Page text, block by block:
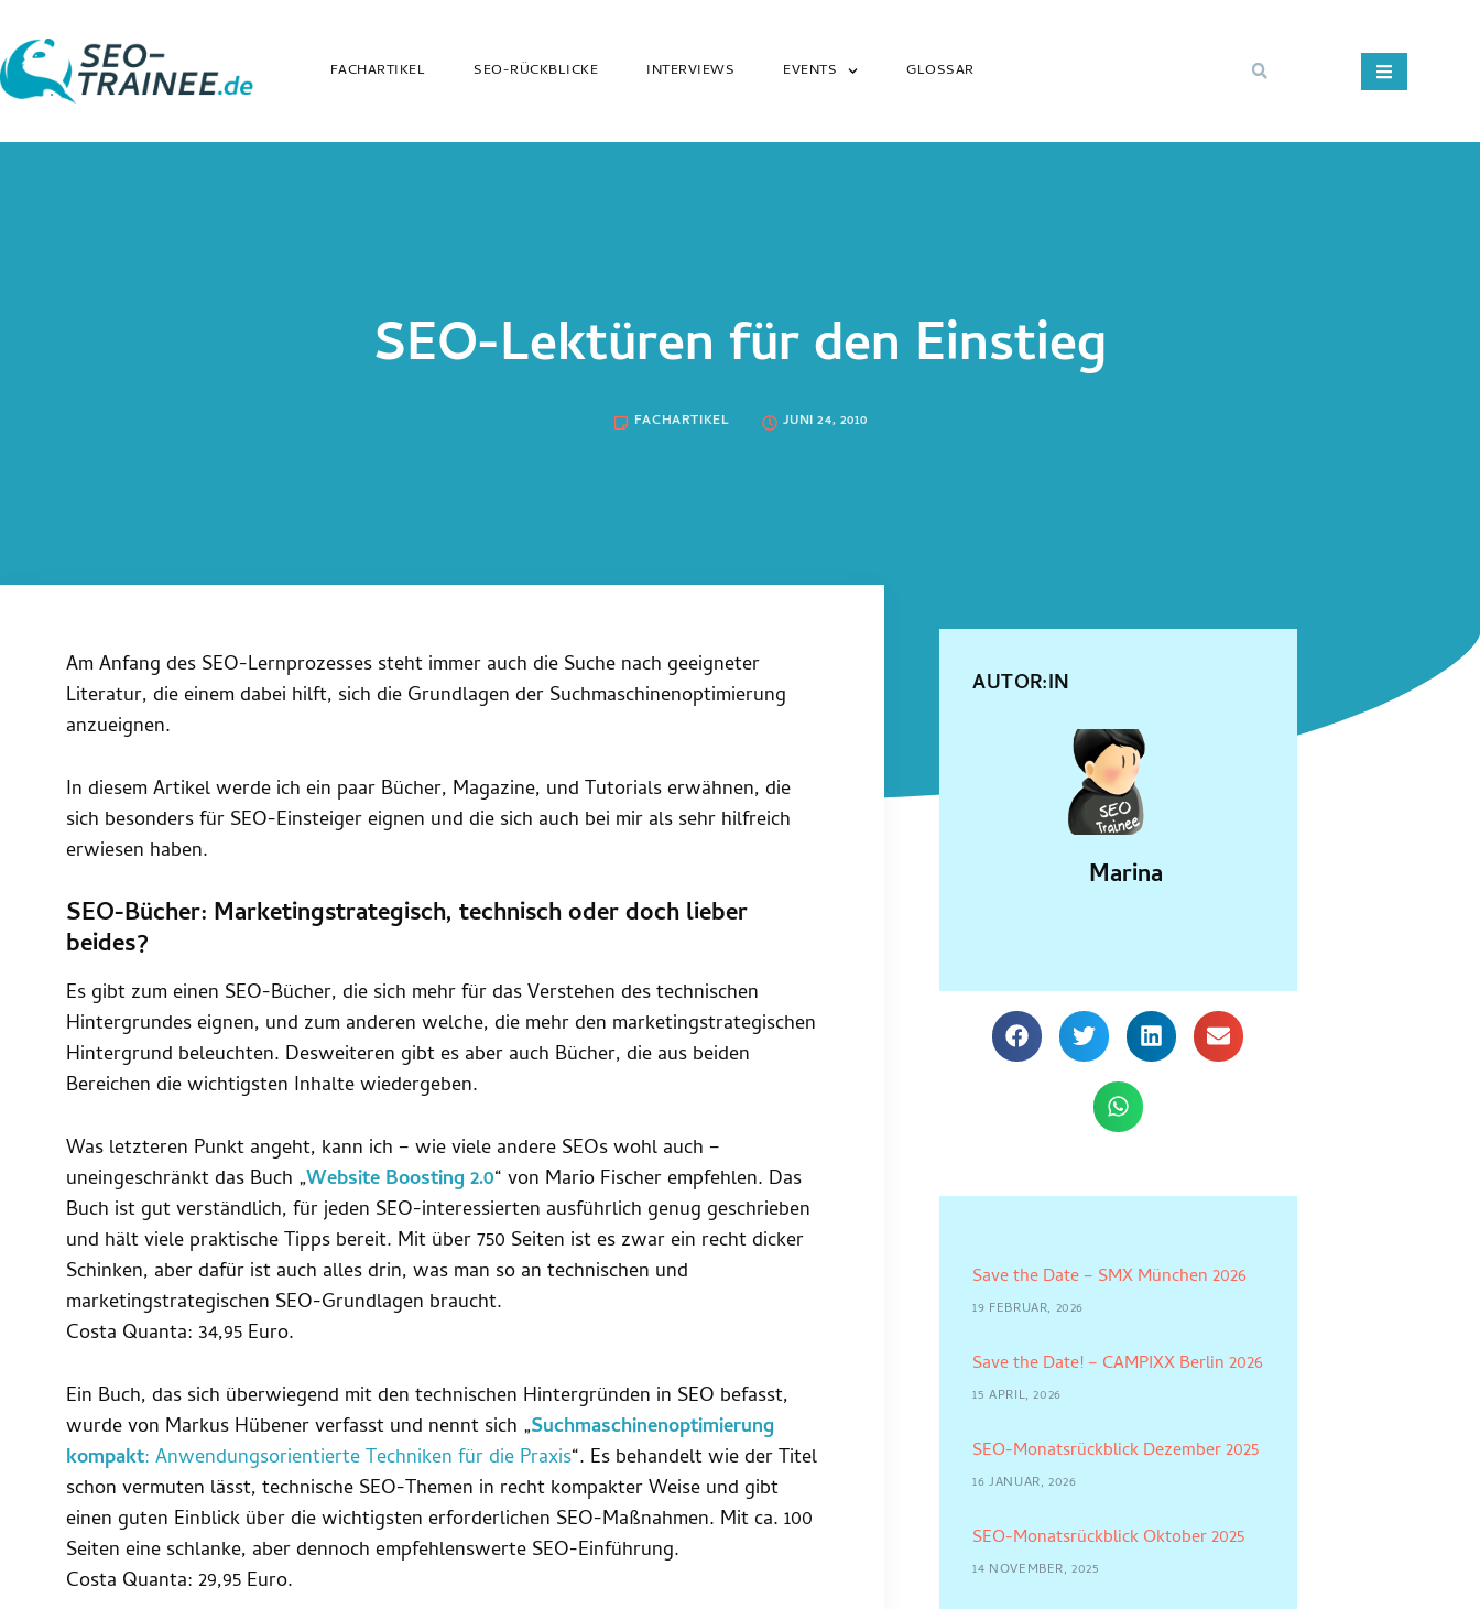
FACHARTIKEL SEO-RÜCKBLICKE INTERVIEWS EVENTS GLOSSAR
SEO-Lektüren für den Einstieg
FACHARTIKEL JUNI 24, 2010
Am Anfang des SEO-Lernprozesses steht immer auch die Suche nach geeigneter
Literatur, die einem dabei hilft, sich die Grundlagen der Suchmaschinenoptimierung
anzueignen.
In diesem Artikel werde ich ein paar Bücher, Magazine, und Tutorials erwähnen, die
sich besonders für SEO-Einsteiger eignen und die sich auch bei mir als sehr hilfreich
erwiesen haben.
SEO-Bücher: Marketingstrategisch, technisch oder doch lieber
beides?
Es gibt zum einen SEO-Bücher, die sich mehr für das Verstehen des technischen
Hintergrundes eignen, und zum anderen welche, die mehr den marketingstrategischen
Hintergrund beleuchten. Desweiteren gibt es aber auch Bücher, die aus beiden
Bereichen die wichtigsten Inhalte wiedergeben.
Was letzteren Punkt angeht, kann ich – wie viele andere SEOs wohl auch –
uneingeschränkt das Buch „Website Boosting 2.0“ von Mario Fischer empfehlen. Das
Buch ist gut verständlich, für jeden SEO-interessierten ausführlich genug geschrieben
und hält viele praktische Tipps bereit. Mit über 750 Seiten ist es zwar ein recht dicker
Schinken, aber dafür ist auch alles drin, was man so an technischen und
marketingstrategischen SEO-Grundlagen braucht.
Costa Quanta: 34,95 Euro.
Ein Buch, das sich überwiegend mit den technischen Hintergründen in SEO befasst,
wurde von Markus Hübener verfasst und nennt sich „Suchmaschinenoptimierung
kompakt: Anwendungsorientierte Techniken für die Praxis“. Es behandelt wie der Titel
schon vermuten lässt, technische SEO-Themen in recht kompakter Weise und gibt
einen guten Einblick über die wichtigsten erforderlichen SEO-Maßnahmen. Mit ca. 100
Seiten eine schlanke, aber dennoch empfehlenswerte SEO-Einführung.
Costa Quanta: 29,95 Euro.
AUTOR:IN
Marina
Save the Date – SMX München 2026
19 FEBRUAR, 2026
Save the Date! – CAMPIXX Berlin 2026
15 APRIL, 2026
SEO-Monatsrückblick Dezember 2025
16 JANUAR, 2026
SEO-Monatsrückblick Oktober 2025
14 NOVEMBER, 2025